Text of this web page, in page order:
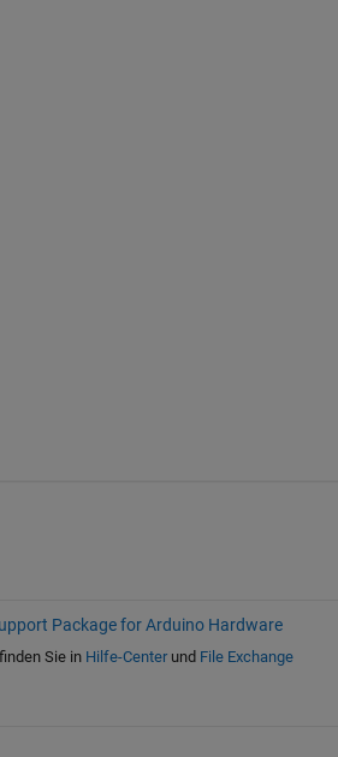
Package for Arduino Hardware
Sie in Hilfe-Centerund File Exchange